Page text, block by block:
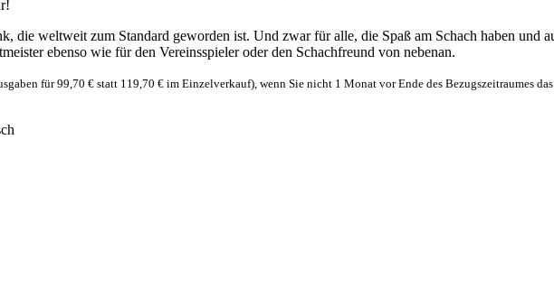
die weltweit zum Standard geworden ist. Und zwar für alle, die Spaß am Schach haben und
ebenso wie für den Vereinsspieler oder den Schachfreund von nebenan.
für 99,70 € statt 119,70 € im Einzelverkauf), wenn Sie nicht 1 Monat vor Ende des Bezugszeitraumes